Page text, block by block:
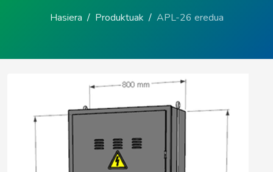
Hasiera Produktuak APL-26 eredua